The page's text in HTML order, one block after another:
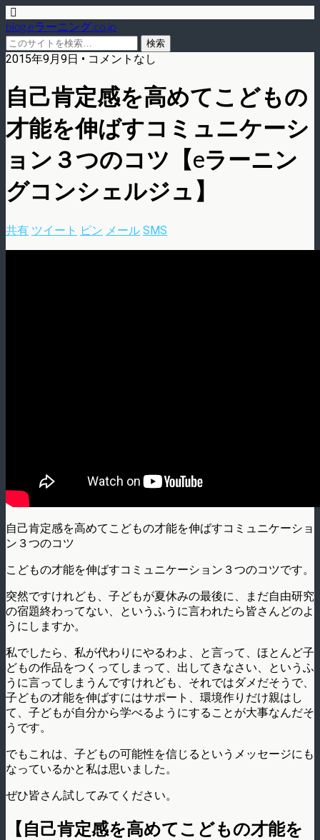
blog.eラーニング.co.jp
2015年9月9日 • コメントなし
自己肯定感を高めてこどもの
才能を伸ばすコミュニケーシ
ョン３つのコツ【eラーニン
グコンシェルジュ】
共有 ツイート ピン メール SMS
自己肯定感を高めてこどもの才能を伸ばすコミュニケーショ
ン３つのコツ
こどもの才能を伸ばすコミュニケーション３つのコツです。
突然ですけれども、子どもが夏休みの最後に、まだ自由研究
の宿題終わってない、というふうに言われたら皆さんどのよ
うにしますか。
私でしたら、私が代わりにやるわよ、と言って、ほとんど子
どもの作品をつくってしまって、出してきなさい、というふ
うに言ってしまうんですけれども、それではダメだそうで、
子どもの才能を伸ばすにはサポート、環境作りだけ親はし
て、子どもが自分から学べるようにすることが大事なんだそ
うです。
でもこれは、子どもの可能性を信じるというメッセージにも
なっているかと私は思いました。
ぜひ皆さん試してみてください。
【自己肯定感を高めてこどもの才能を